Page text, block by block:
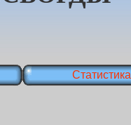
Статистика